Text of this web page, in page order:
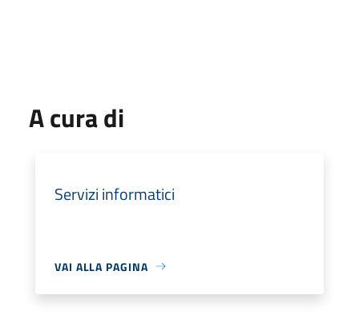
A cura di
Servizi informatici
VAI ALLA PAGINA